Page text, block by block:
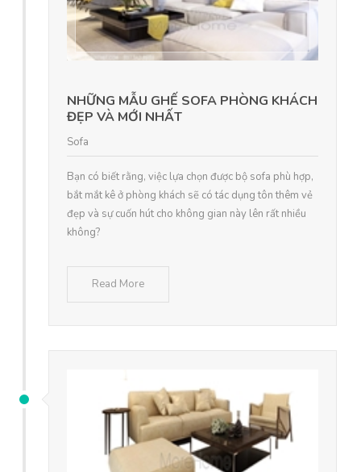
NHỮNG MẪU GHẾ SOFA PHÒNG KHÁCH
ĐẸP VÀ MỚI NHẤT
Sofa
Bạn có biết rằng, việc lựa chọn được bộ sofa phù hợp,
bắt mắt kê ở phòng khách sẽ có tác dụng tôn thêm vẻ
đẹp và sự cuốn hút cho không gian này lên rất nhiều
không?
Read More